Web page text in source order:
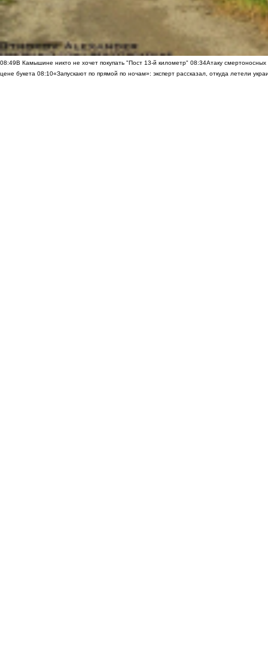
08:49В Камышине никто не хочет покупать "Пост 13-й километр" 08:34Атаку
цене букета 08:10«Запускают по прямой по ночам»: эксперт рассказал, откуда летели